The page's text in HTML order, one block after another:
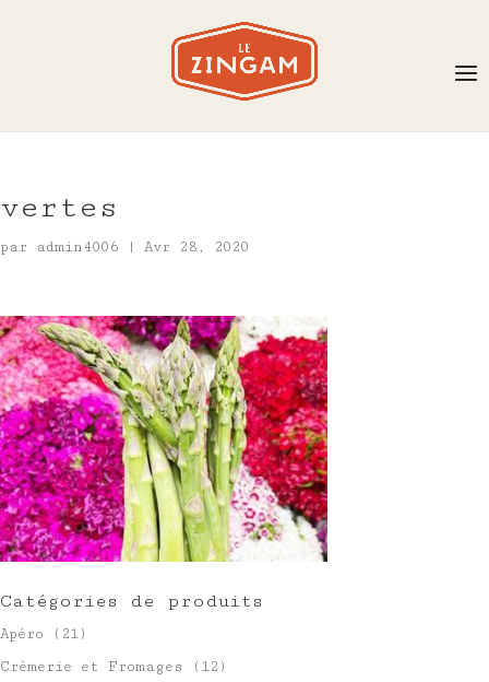
vertes
par admin4006 | Avr 28, 2020
Catégories de produits
Apéro
(21)
Crèmerie et Fromages
(12)